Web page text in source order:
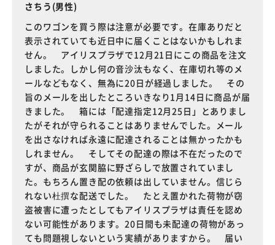
さちう(男性)
このワゴンを買う際は注意が必要です。在庫ありだと
表示されていても近日中に届くことはないかもしれま
せん。 アイリスプラザで12月21日にこの商品を注文
しました。しかし何の音沙汰もなく、在庫切れ等のメ
ールなどもなく、無為に20日が経過しました。 その
旨のメールを出したところいきなり1月14日に商品が届
きました。 箱には「配達指定12月25日」とありまし
たがそれが守られることはありませんでした。メール
を出さなければ永遠に配達されることは無かったかも
しれません。 そしてその配達の際は不在だったので
すが、商品が玄関脇に野ざらしで放置されていまし
た。もちろん置き配の依頼は出していません。信じら
れない杜撰な配送でした。 たとえ置かれた荷物が窃
盗被害に遭ったとしてもアイリスプラザは責任を認め
ない可能性があります。20日間も未配達の荷物があっ
ても問題視しないという実績がありますから。 届い